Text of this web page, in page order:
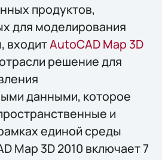
продуктов,
для моделирования
входитAutoCAD Map 3D
решение для
данными, которое
и
единой среды
Map 3D 2010 включает 7